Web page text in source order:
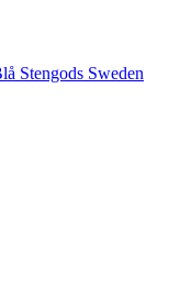
Stengods Sweden